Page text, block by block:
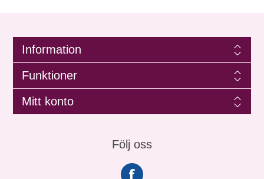
Information
Funktioner
Mitt konto
Följ oss